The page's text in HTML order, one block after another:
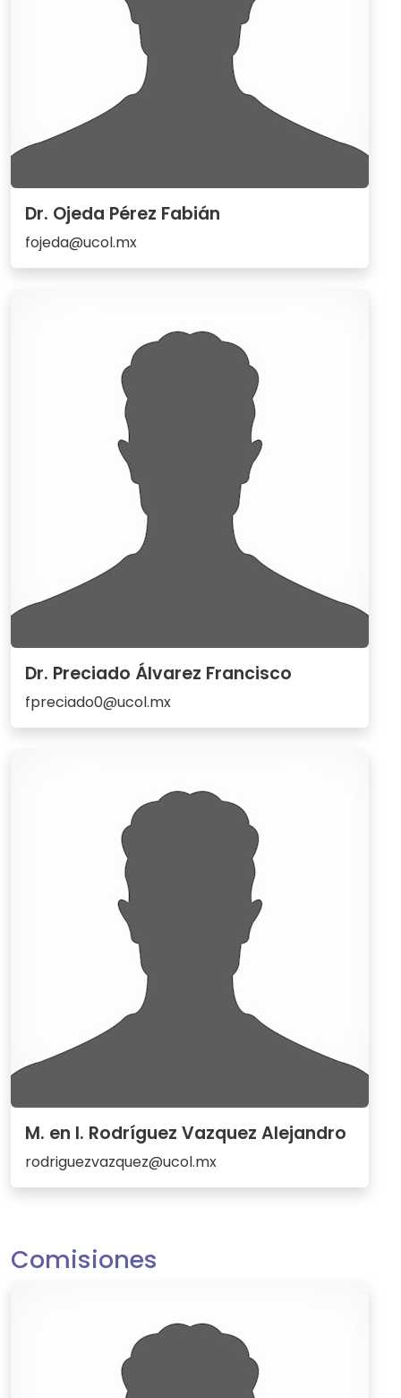
Dr. Ojeda Pérez Fabián
fojeda@ucol.mx
Dr. Preciado Álvarez Francisco
fpreciado0@ucol.mx
M. en I. Rodríguez Vazquez Alejandro
rodriguezvazquez@ucol.mx
Comisiones